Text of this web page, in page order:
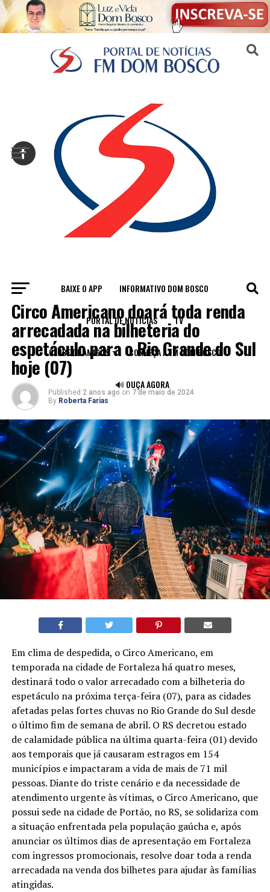
BAIXE O APP INFORMATIVO DOM BOSCO
PORTAL DE NOTÍCIAS TV
CLUBE DE AMIGOS CONHEÇA A FM DOM BOSCO
🔊 OUÇA AGORA
FORTALEZA
Circo Americano doará toda renda
arrecadada na bilheteria do
espetáculo para o Rio Grande do Sul
hoje (07)
Published 2 anos ago on 7 de maio de 2024
By Roberta Farias
Em clima de despedida, o Circo Americano, em
temporada na cidade de Fortaleza há quatro meses,
destinará todo o valor arrecadado com a bilheteria do
espetáculo na próxima terça-feira (07), para as cidades
afetadas pelas fortes chuvas no Rio Grande do Sul desde
o último fim de semana de abril. O RS decretou estado
de calamidade pública na última quarta-feira (01) devido
aos temporais que já causaram estragos em 154
municípios e impactaram a vida de mais de 71 mil
pessoas. Diante do triste cenário e da necessidade de
atendimento urgente às vítimas, o Circo Americano, que
possui sede na cidade de Portão, no RS, se solidariza com
a situação enfrentada pela população gaúcha e, após
anunciar os últimos dias de apresentação em Fortaleza
com ingressos promocionais, resolve doar toda a renda
arrecadada na venda dos bilhetes para ajudar às famílias
atingidas.
Sair da versão mobile